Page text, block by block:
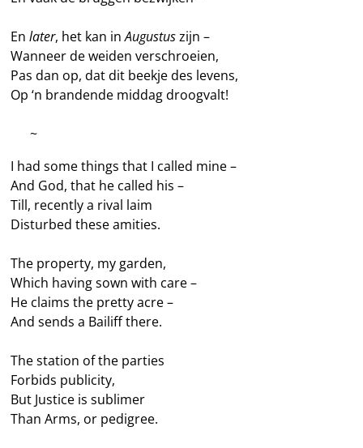
Enlater, het kan inAugustuszijn –
Wanneer de weiden verschroeien,
Pas dan op, dat dit beekje des levens,
Op ‘n brandende middag droogvalt!
—–~
I had some things that I called mine –
And God, that he called his –
Till, recently a rival laim
Disturbed these amities.
The property, my garden,
Which having sown with care –
He claims the pretty acre –
And sends a Bailiff there.
The station of the parties
Forbids publicity,
But Justice is sublimer
Than Arms, or pedigree.